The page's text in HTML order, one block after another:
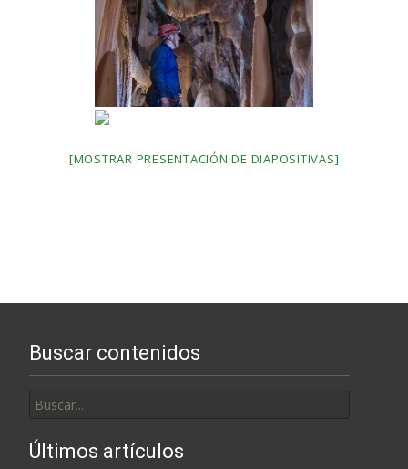
[MOSTRAR PRESENTACIÓN DE DIAPOSITIVAS]
Buscar contenidos
por:
Últimos artículos